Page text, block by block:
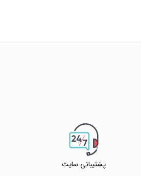
پشتیبانی سایت